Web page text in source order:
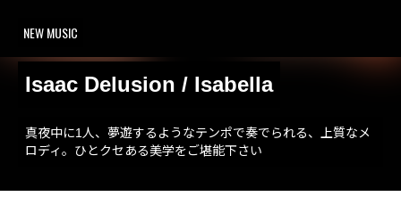
NEW MUSIC
Isaac Delusion / Isabella
真夜中に1人、夢遊するようなテンポで奏でられる、上質なメ
ロディ。ひとクセある美学をご堪能下さい